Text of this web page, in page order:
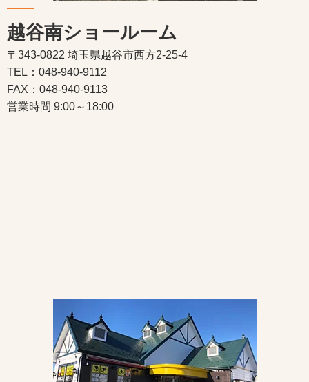
越谷南ショールーム
〒343-0822 埼玉県越谷市西方2-25-4
TEL：048-940-9112
FAX：048-940-9113
営業時間 9:00～18:00